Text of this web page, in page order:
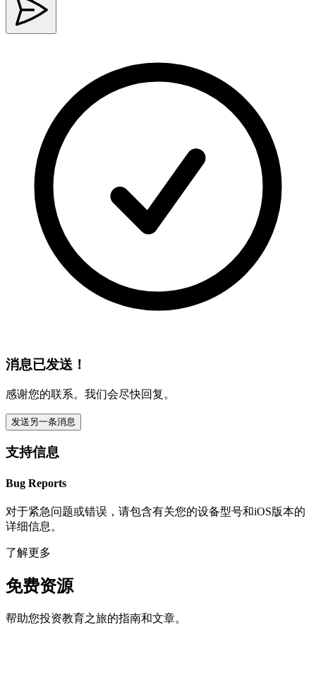
消息已发送！
感谢您的联系。我们会尽快回复。
发送另一条消息
支持信息
Bug Reports
对于紧急问题或错误，请包含有关您的设备型号和iOS版本的
详细信息。
了解更多
免费资源
帮助您投资教育之旅的指南和文章。